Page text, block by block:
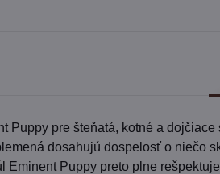
Puppy pre šteňatá, kotné a
dosahujú dospelosť o niečo
Eminent Puppy preto plne